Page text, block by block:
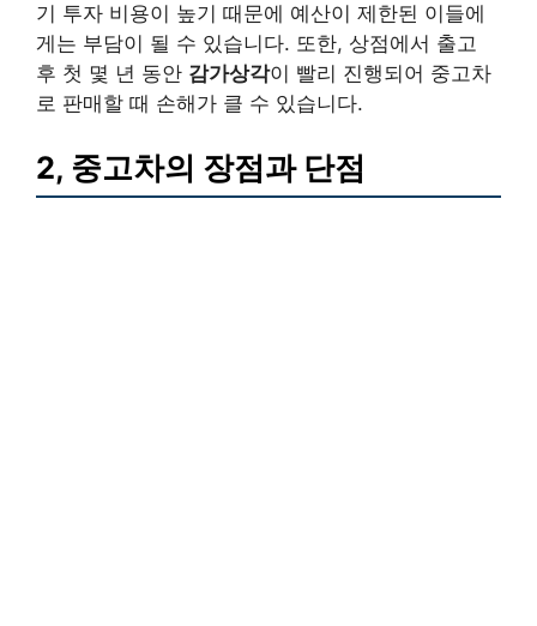
기 투자 비용이 높기 때문에 예산이 제한된 이들에
게는 부담이 될 수 있습니다. 또한, 상점에서 출고
후 첫 몇 년 동안 감가상각이 빨리 진행되어 중고차
로 판매할 때 손해가 클 수 있습니다.
2, 중고차의 장점과 단점